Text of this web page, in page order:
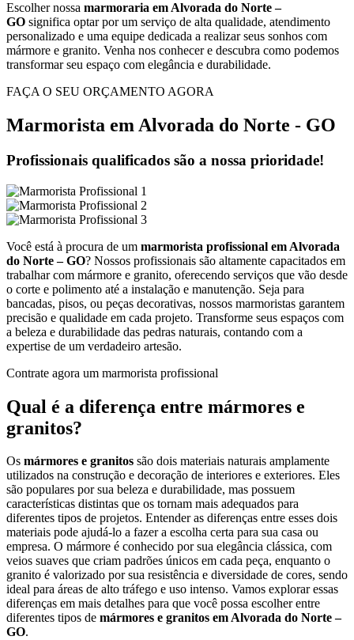
Escolher nossa marmoraria em Alvorada do Norte –
GO significa optar por um serviço de alta qualidade, atendimento
personalizado e uma equipe dedicada a realizar seus sonhos com
mármore e granito. Venha nos conhecer e descubra como podemos
transformar seu espaço com elegância e durabilidade.
FAÇA O SEU ORÇAMENTO AGORA
Marmorista em Alvorada do Norte - GO
Profissionais qualificados são a nossa prioridade!
Você está à procura de um marmorista profissional em Alvorada
do Norte – GO? Nossos profissionais são altamente capacitados em
trabalhar com mármore e granito, oferecendo serviços que vão desde
o corte e polimento até a instalação e manutenção. Seja para
bancadas, pisos, ou peças decorativas, nossos marmoristas garantem
precisão e qualidade em cada projeto. Transforme seus espaços com
a beleza e durabilidade das pedras naturais, contando com a
expertise de um verdadeiro artesão.
Contrate agora um marmorista profissional
Qual é a diferença entre mármores e
granitos?
Os mármores e granitos são dois materiais naturais amplamente
utilizados na construção e decoração de interiores e exteriores. Eles
são populares por sua beleza e durabilidade, mas possuem
características distintas que os tornam mais adequados para
diferentes tipos de projetos. Entender as diferenças entre esses dois
materiais pode ajudá-lo a fazer a escolha certa para sua casa ou
empresa. O mármore é conhecido por sua elegância clássica, com
veios suaves que criam padrões únicos em cada peça, enquanto o
granito é valorizado por sua resistência e diversidade de cores, sendo
ideal para áreas de alto tráfego e uso intenso. Vamos explorar essas
diferenças em mais detalhes para que você possa escolher entre
diferentes tipos de mármores e granitos em Alvorada do Norte –
GO.